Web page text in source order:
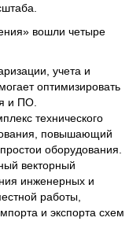
вошли четыре
учета и
оптимизировать
и ПО.
технического
повышающий
оборудования.
векторный
инженерных и
работы,
и экспорта схем